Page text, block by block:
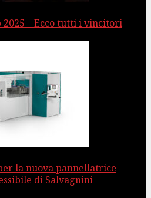
2025 – Ecco tutti i vincitori
la nuova pannellatrice
di Salvagnini